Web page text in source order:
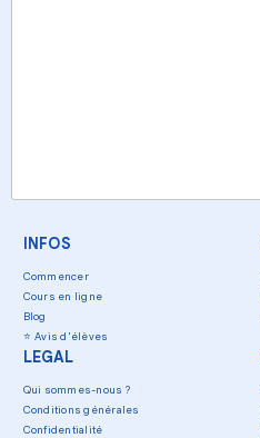
INFOS
Commencer
Cours en ligne
Blog
⭐ Avis d'élèves
LEGAL
Qui sommes-nous ?
Conditions générales
Confidentialité